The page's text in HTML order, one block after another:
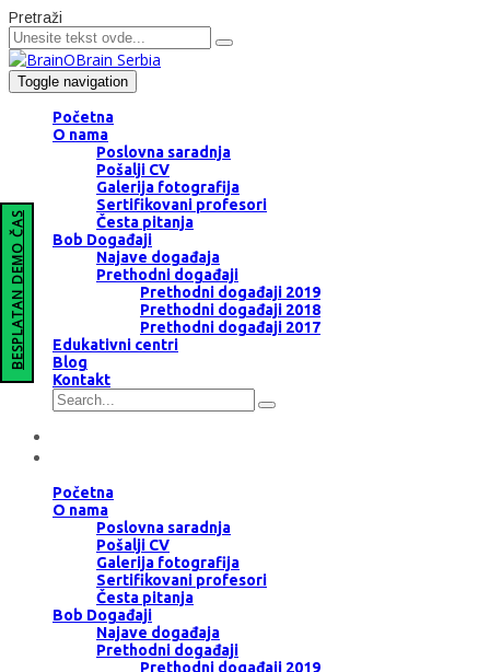
BESPLATAN DEMO ČAS
Pretraži
Toggle navigation
Početna
O nama
Poslovna saradnja
Pošalji CV
Galerija fotografija
Sertifikovani profesori
Česta pitanja
Bob Događaji
Najave događaja
Prethodni događaji
Prethodni događaji 2019
Prethodni događaji 2018
Prethodni događaji 2017
Edukativni centri
Blog
Kontakt
Početna
O nama
Poslovna saradnja
Pošalji CV
Galerija fotografija
Sertifikovani profesori
Česta pitanja
Bob Događaji
Najave događaja
Prethodni događaji
Prethodni događaji 2019